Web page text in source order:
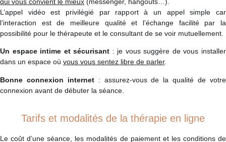
L’appel vidéo est privilégié par rapport à un appel simple car
l’interaction est de meilleure qualité et l’échange facilité par la
possibilité pour le thérapeute et le consultant de se voir mutuellement.
Un espace intime et sécurisant : je vous suggère de vous installer
dans un espace où vous vous sentez libre de parler.
Bonne connexion internet : assurez-vous de la qualité de votre
connexion avant de débuter la séance.
Tarifs et modalités de la thérapie en ligne
Le coût d’une séance, les modalités de paiement et les conditions de